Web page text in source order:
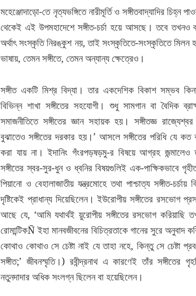
মহেঞ্জোদাড়ো-তে নৃত্যভঙ্গিতে নারীমূর্তি ও সঙ্গীতবাদ্যাদির চিহ্ন
থেকেই এই উপমহাদেশে সঙ্গীত-চর্চা হয়ে আসছে। তবে তখনও
অর্থাৎ সংস্কৃতি নিরঙ্কুশ নয়, তাই সংস্কৃতিতে-সংস্কৃতিতে
ভাষায়, তেমন সঙ্গীতে, তেমন অন্যান্য ক্ষেত্রেও।
সঙ্গীত একটি মিশ্র বিদ্যা। তার একদেশিক বিকাশ সম্ভব
বিভিন্ন শাখা সঙ্গীতের সহযোগী। শুধু সামগান বা বৈদিক
সমাজনীতিতে সঙ্গীতের জ্ঞান সহায়ক হয়। সঙ্গীতজ্ঞ
বুঝাতেও সঙ্গীতের দরকার হয়।’ আসলে সঙ্গীতের পরিধি যে
করা যায় না। ইদানিং গঁংরপড়ষড়মু-র বিষয়ে আগ্রহ জন্মালেও
সঙ্গীতের স্বর-সুর-ধুন ও ধ্বনির বিষয়গুলিই এক-পাক্ষিকভাবে
পিয়ানো ও বেহালাজাতীয় যন্ত্রমোহে তথা পাশ্চাত্য সঙ্গীত-
দৃষ্টিকেই প্রাধান্য দিয়েছিলেন। ইউরোপীয় সঙ্গীতের রসভোগ
আছে যে, ‘আমি যথার্থই য়ুরোপীয় সঙ্গীতের রসভোগ করিয়াছি
রোমান্টিকÑ ইহা মানবজীবনের বিচিত্রতাকে গানের সুরে অনুবাদ
কোথাও কোথাও সে চেষ্টা নাই যে তাহা নহে, কিন্তু সে চেষ্টা
সঙ্গীত;’ জীবনস্মৃতি।) রবীন্দ্রনাথ এ কারণেই তাঁর সঙ্গীতের
নতুনদাদার অধিক সংলগ্ন ছিলেন বা হয়েছিলেন।